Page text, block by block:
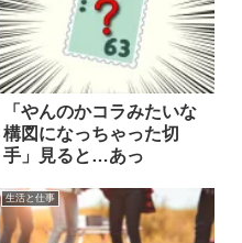
「やんのかコラみたいな
構図になっちゃった切
手」見ると…あっ
生活と仕事